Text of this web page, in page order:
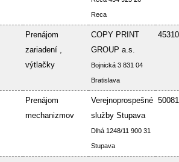
Reca
Prenájom
zariadení ,
výtlačky
COPY PRINT
GROUP a.s.
Bojnická 3 831 04
Bratislava
Prenájom
mechanizmov
Verejnoprospešné
služby Stupava
Dlhá 1248/11 900 31
Stupava